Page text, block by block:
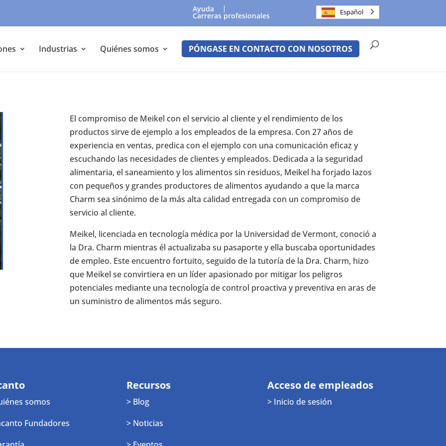
Ayuda
Carreras profesionales Español
Industrias Quiénes somos PÓNGASE EN CONTACTO CON NOSOTROS
El compromiso de Meikel con el servicio al cliente y el rendimiento de los
productos sirve de ejemplo a los empleados de la empresa. Con 27 años de
experiencia en ventas, predica con el ejemplo con una comunicación eficaz y
escuchando las necesidades de clientes y empleados. Dedicada a la seguridad
alimentaria, el saneamiento y los alimentos sin residuos, Meikel ha forjado lazos
con pequeños y grandes productores de alimentos ayudando a que la marca
Charm sea sinónimo de la más alta calidad entregada con un compromiso de
servicio al cliente.
Meikel, licenciada en tecnología médica por la Universidad de Vermont, conoció a
la Dra. Charm mientras él actualizaba su pasaporte y ella buscaba oportunidades
de empleo. Este encuentro fortuito, seguido de la tutoría de la Dra. Charm, hizo
que Meikel se convirtiera en un líder apasionado por mitigar los peligros
potenciales mediante una tecnología de control proactiva y preventiva en aras de
un suministro de alimentos más seguro.
somos
Fundadores
Recursos
> Blog
> Noticias
Acceso de empleados
> Inicio de sesión